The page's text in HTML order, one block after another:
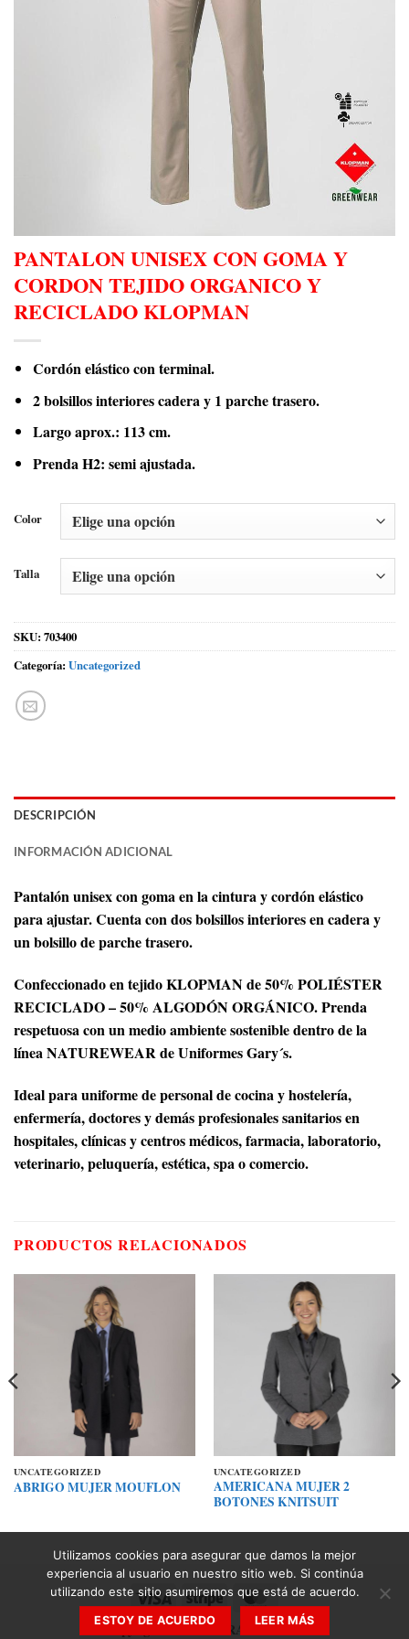
PANTALON UNISEX CON GOMA Y
CORDON TEJIDO ORGANICO Y
RECICLADO KLOPMAN
Cordón elástico con terminal.
2 bolsillos interiores cadera y 1 parche trasero.
Largo aprox.: 113 cm.
Prenda H2: semi ajustada.
Color
Talla
SKU: 703400
Categoría: Uncategorized
DESCRIPCIÓN
INFORMACIÓN ADICIONAL
Pantalón unisex con goma en la cintura y cordón elástico
para ajustar. Cuenta con dos bolsillos interiores en cadera y
un bolsillo de parche trasero.
Confeccionado en tejido KLOPMAN de 50% POLIÉSTER
RECICLADO – 50% ALGODÓN ORGÁNICO. Prenda
respetuosa con un medio ambiente sostenible dentro de la
línea NATUREWEAR de Uniformes Gary´s.
Ideal para uniforme de personal de cocina y hostelería,
enfermería, doctores y demás profesionales sanitarios en
hospitales, clínicas y centros médicos, farmacia, laboratorio,
veterinario, peluquería, estética, spa o comercio.
PRODUCTOS RELACIONADOS
UNCATEGORIZED
ABRIGO MUJER MOUFLON
UNCATEGORIZED
AMERICANA MUJER 2
BOTONES KNITSUIT
Visa Stripe
MasterCard
Copyright 2026 ©ZARAN 2030 SL
Utilizamos cookies para asegurar que damos la mejor
experiencia al usuario en nuestro sitio web. Si continúa
utilizando este sitio asumiremos que está de acuerdo.
ESTOY DE ACUERDO LEER MÁS